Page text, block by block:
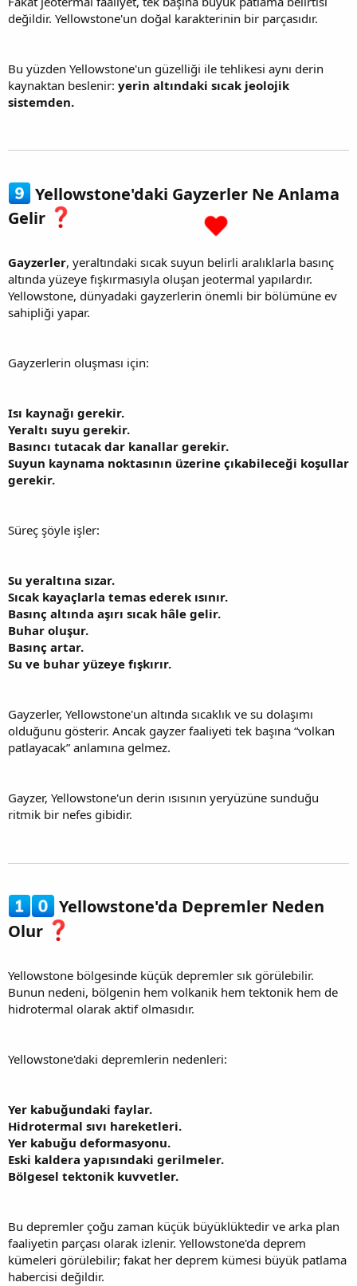
değildir. Yellowstone'un doğal karakterinin bir parçasıdır.
Bu yüzden Yellowstone'un güzelliği ile tehlikesi aynı derin
kaynaktan beslenir: yerin altındaki sıcak jeolojik
sistemden.
Yellowstone'daki Gayzerler Ne Anlama
Gelir
Gayzerler, yeraltındaki sıcak suyun belirli aralıklarla basınç
altında yüzeye fışkırmasıyla oluşan jeotermal yapılardır.
Yellowstone, dünyadaki gayzerlerin önemli bir bölümüne ev
sahipliği yapar.
Gayzerlerin oluşması için:
Isı kaynağı gerekir.
Yeraltı suyu gerekir.
Basıncı tutacak dar kanallar gerekir.
Suyun kaynama noktasının üzerine çıkabileceği koşullar
gerekir.
Süreç şöyle işler:
Su yeraltına sızar.
Sıcak kayaçlarla temas ederek ısınır.
Basınç altında aşırı sıcak hâle gelir.
Buhar oluşur.
Basınç artar.
Su ve buhar yüzeye fışkırır.
Gayzerler, Yellowstone'un altında sıcaklık ve su dolaşımı
olduğunu gösterir. Ancak gayzer faaliyeti tek başına “volkan
patlayacak” anlamına gelmez.
Gayzer, Yellowstone'un derin ısısının yeryüzüne sunduğu
ritmik bir nefes gibidir.
Yellowstone'da Depremler Neden
Olur
Yellowstone bölgesinde küçük depremler sık görülebilir.
Bunun nedeni, bölgenin hem volkanik hem tektonik hem de
hidrotermal olarak aktif olmasıdır.
Yellowstone'daki depremlerin nedenleri:
Yer kabuğundaki faylar.
Hidrotermal sıvı hareketleri.
Yer kabuğu deformasyonu.
Eski kaldera yapısındaki gerilmeler.
Bölgesel tektonik kuvvetler.
Bu depremler çoğu zaman küçük büyüklüktedir ve arka plan
faaliyetin parçası olarak izlenir. Yellowstone'da deprem
kümeleri görülebilir; fakat her deprem kümesi büyük patlama
habercisi değildir.